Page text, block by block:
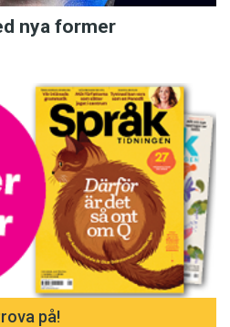
nya former
på!